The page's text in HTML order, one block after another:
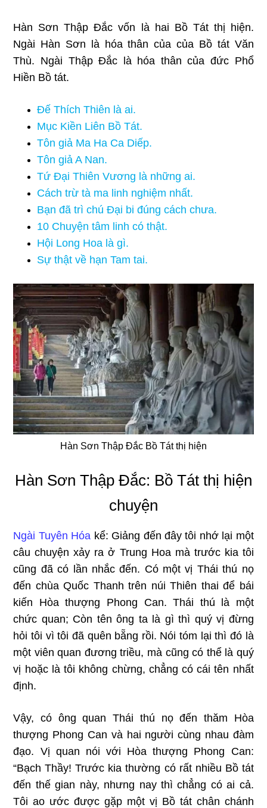
Hàn Sơn Thập Đắc vốn là hai Bồ Tát thị hiện.
Ngài Hàn Sơn là hóa thân của của Bồ tát Văn
Thù. Ngài Thập Đắc là hóa thân của đức Phổ
Hiền Bồ tát.
Đế Thích Thiên là ai.
Mục Kiền Liên Bồ Tát.
Tôn giả Ma Ha Ca Diếp.
Tôn giả A Nan.
Tứ Đại Thiên Vương là những ai.
Cách trừ tà ma linh nghiệm nhất.
Bạn đã trì chú Đại bi đúng cách chưa.
10 Chuyện tâm linh có thật.
Hội Long Hoa là gì.
Sự thật về hạn Tam tai.
Hàn Sơn Thập Đắc Bồ Tát thị hiện
Hàn Sơn Thập Đắc: Bồ Tát thị hiện
chuyện
Ngài Tuyên Hóa kể: Giảng đến đây tôi nhớ lại một
câu chuyện xảy ra ở Trung Hoa mà trước kia tôi
cũng đã có lần nhắc đến. Có một vị Thái thú nọ
đến chùa Quốc Thanh trên núi Thiên thai để bái
kiến Hòa thượng Phong Can. Thái thú là một
chức quan; Còn tên ông ta là gì thì quý vị đừng
hỏi tôi vì tôi đã quên bẵng rồi. Nói tóm lại thì đó là
một viên quan đương triều, mà cũng có thể là quý
vị hoặc là tôi không chừng, chẳng có cái tên nhất
định.
Vậy, có ông quan Thái thú nọ đến thăm Hòa
thượng Phong Can và hai người cùng nhau đàm
đạo. Vị quan nói với Hòa thượng Phong Can:
“Bạch Thầy! Trước kia thường có rất nhiều Bồ tát
đến thế gian này, nhưng nay thì chẳng có ai cả.
Tôi ao ước được gặp một vị Bồ tát chân chánh